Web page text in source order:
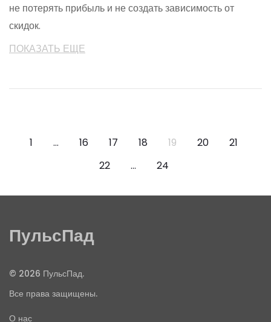
не потерять прибыль и не создать зависимость от
скидок.
ПОКАЗАТЬ ЕЩЕ
1 … 16 17 18 19 20
21
22
… 24
ПульсПад
© 2026 ПульсПад.
Все права защищены.
О нас